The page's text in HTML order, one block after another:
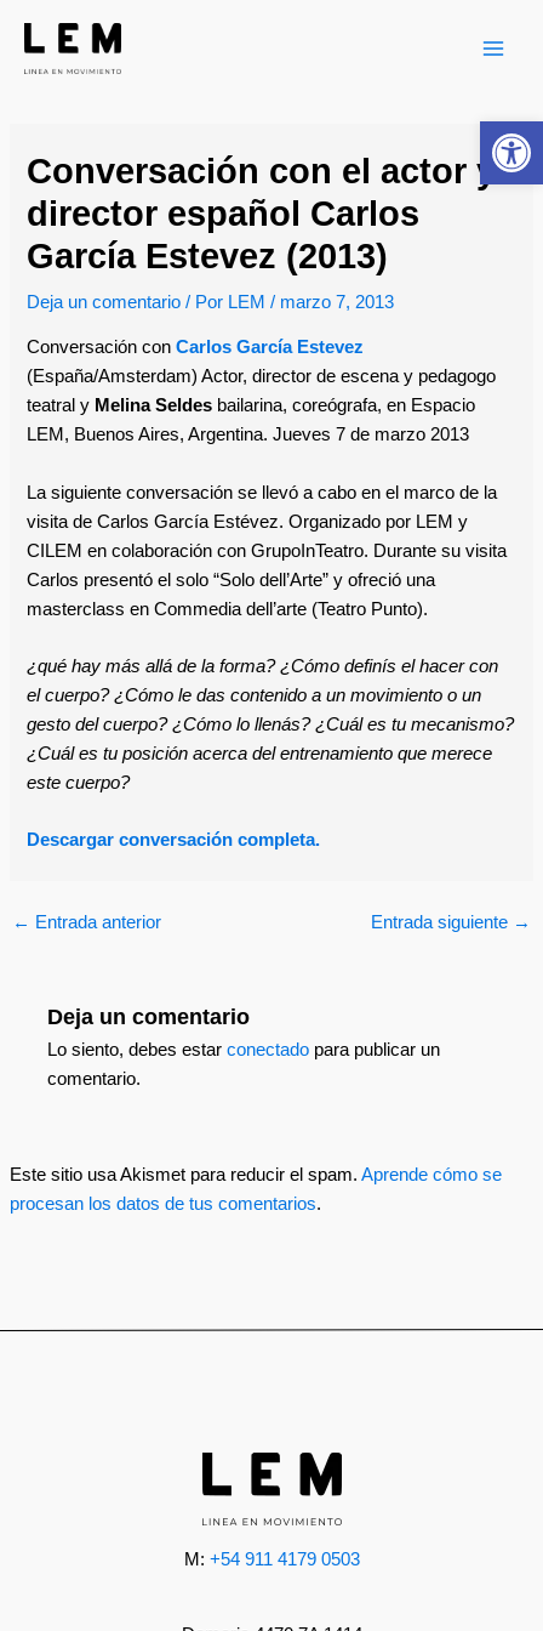
contenido
Conversación con el actor y
director español Carlos
García Estevez (2013)
Deja un comentario / Por LEM/ marzo 7, 2013
Conversación conCarlos García Estevez
(España/Amsterdam) Actor, director de escena y pedagogo
teatral y Melina Seldes bailarina, coreógrafa,en Espacio
LEM, Buenos Aires, Argentina.Jueves 7 de marzo 2013
La siguiente conversación se llevó a cabo en el marco de la
visita de Carlos García Estévez. Organizado por LEM y
CILEM en colaboración con GrupoInTeatro. Durante su visita
Carlos presentó el solo “Solo dell’Arte” y ofreció una
masterclass en Commedia dell’arte (Teatro Punto).
¿qué hay más allá de la forma?¿Cómo definís el hacer con
el cuerpo? ¿Cómo le das contenido a un movimiento o un
gesto del cuerpo? ¿Cómo lo llenás? ¿Cuál es tu mecanismo?
¿Cuál es tu posición acerca del entrenamiento que merece
este cuerpo?
Descargar conversación completa.
entradas
← Entrada anterior Entrada siguiente →
Deja un comentario
Lo siento, debes estarconectado para publicar un
comentario.
Este sitio usa Akismet para reducir el spam. Aprende cómo se
procesan los datos de tus comentarios.
M: +54 911 4179 0503